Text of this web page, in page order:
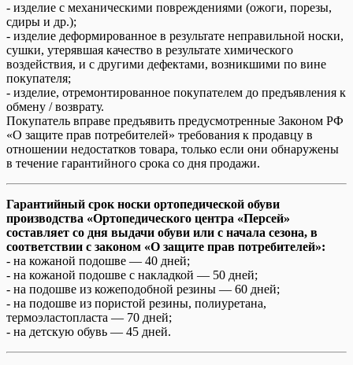
- изделие с механическими повреждениями (ожоги, порезы,
сдиры и др.);
- изделие деформированное в результате неправильной носки,
сушки, утерявшая качество в результате химического
воздействия, и с другими дефектами, возникшими по вине
покупателя;
- изделие, отремонтированное покупателем до предъявления к
обмену / возврату.
Покупатель вправе предъявить предусмотренные Законом РФ
«О защите прав потребителей» требования к продавцу в
отношении недостатков товара, только если они обнаружены
в течение гарантийного срока со дня продажи.
Гарантийный срок носки ортопедической обуви
производства «Ортопедического центра «Персей»
составляет со дня выдачи обуви или с начала сезона, в
соответствии с законом «О защите прав потребителей»:
- на кожаной подошве — 40 дней;
- на кожаной подошве с накладкой — 50 дней;
- на подошве из кожеподобной резины — 60 дней;
- на подошве из пористой резины, полиуретана,
термоэластопласта — 70 дней;
- на детскую обувь — 45 дней.